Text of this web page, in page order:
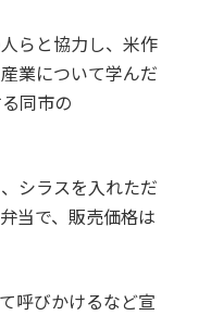
らと協力し、米作
業について学んだ
同市の
シラスを入れただ
当で、販売価格は
呼びかけるなど宣